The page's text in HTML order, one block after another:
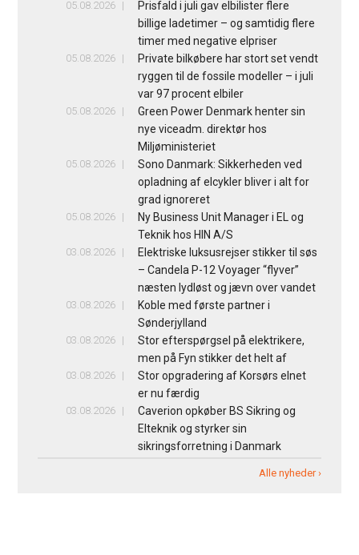
05.08.2026
Prisfald i juli gav elbilister flere
billige ladetimer – og samtidig flere
timer med negative elpriser
05.08.2026
Private bilkøbere har stort set vendt
ryggen til de fossile modeller – i juli
var 97 procent elbiler
05.08.2026
Green Power Denmark henter sin
nye viceadm. direktør hos
Miljøministeriet
05.08.2026
Sono Danmark: Sikkerheden ved
opladning af elcykler bliver i alt for
grad ignoreret
05.08.2026
Ny Business Unit Manager i EL og
Teknik hos HIN A/S
03.08.2026
Elektriske luksusrejser stikker til søs
– Candela P-12 Voyager “flyver”
næsten lydløst og jævn over vandet
03.08.2026
Koble med første partner i
Sønderjylland
03.08.2026
Stor efterspørgsel på elektrikere,
men på Fyn stikker det helt af
03.08.2026
Stor opgradering af Korsørs elnet
er nu færdig
03.08.2026
Caverion opkøber BS Sikring og
Elteknik og styrker sin
sikringsforretning i Danmark
Alle nyheder ›